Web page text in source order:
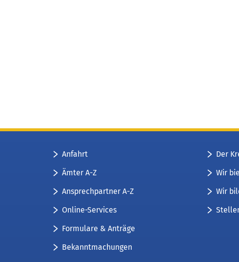
Anfahrt
Ämter A-Z
Ansprechpartner A-Z
Online-Services
Formulare & Anträge
Bekanntmachungen
Der
Wir
Wir